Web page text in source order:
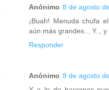
Anónimo 8 de agosto
¡Buah! Menuda chufa
aún más grandes... Y.., y
Responder
Anónimo 8 de agosto